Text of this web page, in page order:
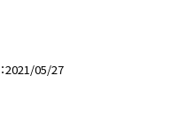
2021/05/27